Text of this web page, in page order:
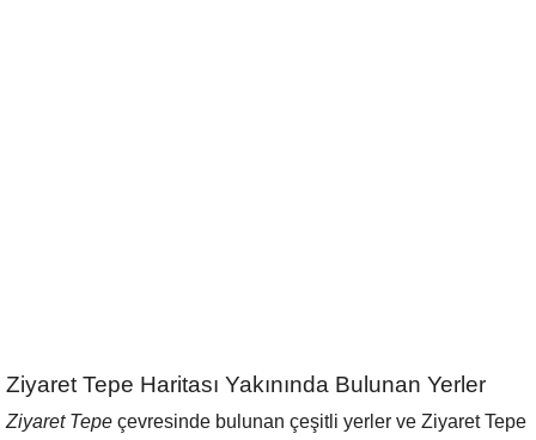
Ziyaret Tepe Haritası Yakınında Bulunan Yerler
Ziyaret Tepe çevresinde bulunan çeşitli yerler ve Ziyaret Tepe